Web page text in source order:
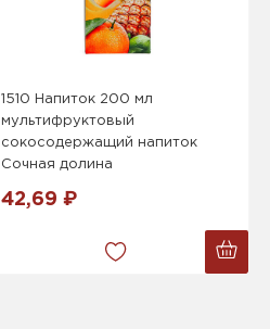
1510 Напиток 200 мл
мультифруктовый
сокосодержащий напиток
Сочная долина
42,69 ₽